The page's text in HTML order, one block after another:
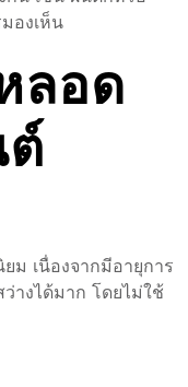
องเห็น
ลอด
ม เนื่องจากมีอายุการ
างได้มาก โดยไม่ใช้